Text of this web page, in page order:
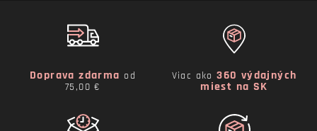
Doprava zdarma od
75,00 €
Viac ako360 výdajných
miest na SK